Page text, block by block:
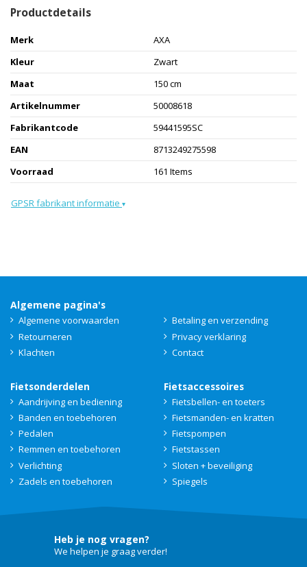
Productdetails
Merk
AXA
Kleur
Zwart
Maat
150 cm
Artikelnummer
50008618
Fabrikantcode
59441595SC
EAN
8713249275598
Voorraad
161 Items
GPSR fabrikant informatie ▾
Algemene pagina's
Algemene voorwaarden
Betaling en verzending
Retourneren
Privacy verklaring
Klachten
Contact
Fietsonderdelen
Aandrijving en bediening
Banden en toebehoren
Pedalen
Remmen en toebehoren
Verlichting
Zadels en toebehoren
Fietsaccessoires
Fietsbellen- en toeters
Fietsmanden- en kratten
Fietspompen
Fietstassen
Sloten + beveiliging
Spiegels
Heb je nog vragen?
We helpen je graag verder!